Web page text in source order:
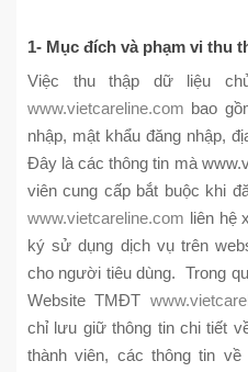
1- Mục đích và phạm vi thu
Việc thu thập dữ liệu
www.vietcareline.com bao
nhập, mật khẩu đăng nhập,
Đây là các thông tin mà
viên cung cấp bắt buộc khi
www.vietcareline.com liên hệ
ký sử dụng dịch vụ trên
cho người tiêu dùng. Trong
Website TMĐT
chỉ lưu giữ thông tin chi tiết
thành viên, các thông tin